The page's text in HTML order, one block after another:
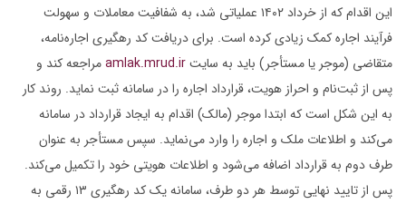
این اقدام که از خرداد ۱۴۰۲ عملیاتی شد، به شفافیت معاملات و سهولت
فرآیند اجاره کمک زیادی کرده است. برای دریافت کد رهگیری اجاره‌نامه،
متقاضی (موجر یا مستأجر) باید به سایتamlak.mrud.irمراجعه کند و
پس از ثبت‌نام و احراز هویت، قرارداد اجاره را در سامانه ثبت نماید. روند کار
به این شکل است که ابتدا موجر (مالک) اقدام به ایجاد قرارداد در سامانه
می‌کند و اطلاعات ملک و اجاره را وارد می‌نماید. سپس مستأجر به عنوان
طرف دوم به قرارداد اضافه می‌شود و اطلاعات هویتی خود را تکمیل می‌کند.
پس از تایید نهایی توسط هر دو طرف، سامانه یک کد رهگیری ۱۳ رقمی به